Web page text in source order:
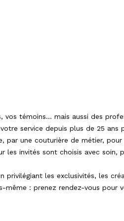
vos témoins... mais aussi des
service depuis plus de 25
une couturière de métier, pour
les invités sont choisis avec
privilégiant les exclusivités, les
: prenez rendez-vous pour